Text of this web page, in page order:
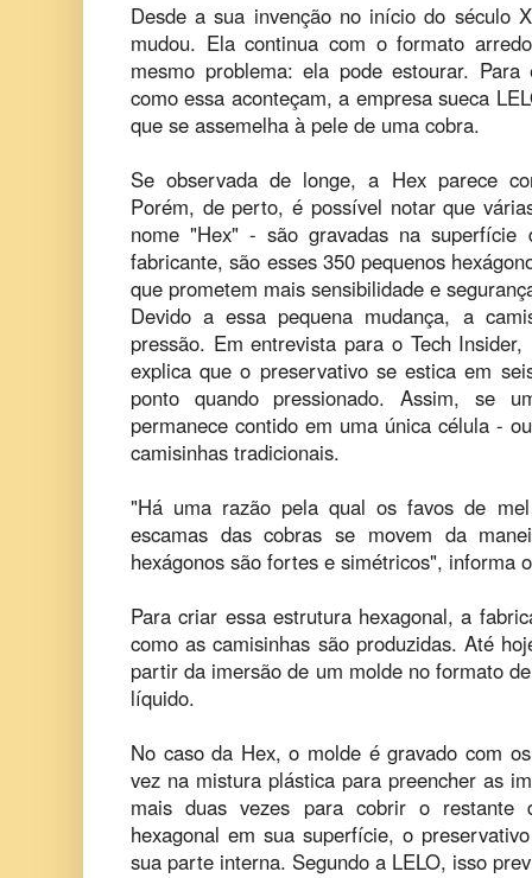
Desde a sua invenção no início do século
mudou. Ela continua com o formato
mesmo problema: ela pode estourar.
como essa aconteçam, a empresa sueca
que se assemelha à pele de uma cobra.
Se observada de longe, a Hex parece
Porém, de perto, é possível notar que
nome "Hex" - são gravadas na
fabricante, são esses 350 pequenos
que prometem mais sensibilidade e
Devido a essa pequena mudança, a
pressão. Em entrevista para o Tech
explica que o preservativo se estica em
ponto quando pressionado. Assim, se
permanece contido em uma única célula -
camisinhas tradicionais.
"Há uma razão pela qual os favos de
escamas das cobras se movem da
hexágonos são fortes e simétricos", informa
Para criar essa estrutura hexagonal, a
como as camisinhas são produzidas. Até
partir da imersão de um molde no formato
líquido.
No caso da Hex, o molde é gravado com
vez na mistura plástica para preencher as
mais duas vezes para cobrir o restante
hexagonal em sua superfície, o
sua parte interna. Segundo a LELO, isso